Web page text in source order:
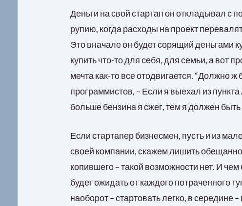
Деньги на свой стартап он откладывал с
рупию, когда расходы на проект
Это вначале он будет сорящий деньгами
купить что-то для себя, для семьи, а вот
мечта как-то все отодвигается. “Должно
программистов, – Если я выехал из
больше бензина я сжег, тем я должен быть
Если стартапер бизнесмен, пусть и из
своей компании, скажем лишить
копившего – такой возможности нет. И
будет ожидать от каждого потраченного
наоборот – стартовать легко, в середине